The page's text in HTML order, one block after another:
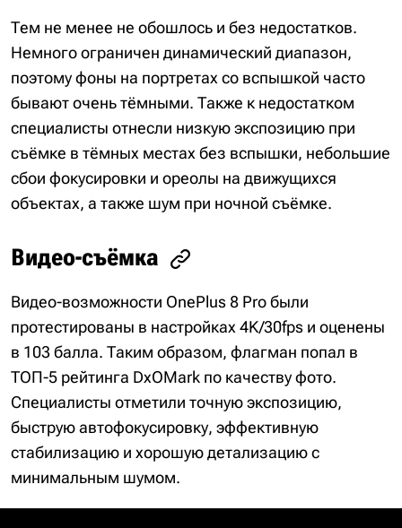
Тем не менее не обошлось и без недостатков.
Немного ограничен динамический диапазон,
поэтому фоны на портретах со вспышкой часто
бывают очень тёмными. Также к недостатком
специалисты отнесли низкую экспозицию при
съёмке в тёмных местах без вспышки, небольшие
сбои фокусировки и ореолы на движущихся
объектах, а также шум при ночной съёмке.
Видео-съёмка
Видео-возможности OnePlus 8 Pro были
протестированы в настройках 4K/30fps и оценены
в 103 балла. Таким образом, флагман попал в
ТОП-5 рейтинга DxOMark по качеству фото.
Специалисты отметили точную экспозицию,
быструю автофокусировку, эффективную
стабилизацию и хорошую детализацию с
минимальным шумом.